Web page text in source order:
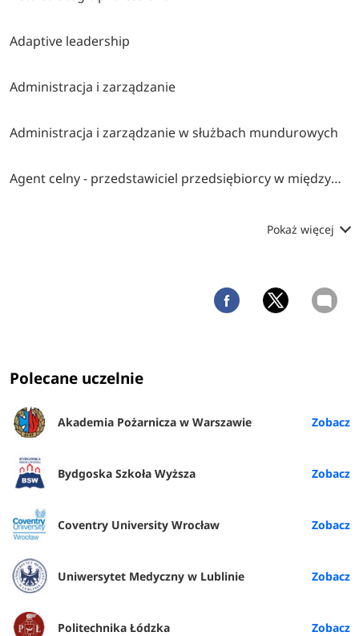
Adaptive leadership
Administracja i zarządzanie
Administracja i zarządzanie w służbach mundurowych
Agent celny - przedstawiciel przedsiębiorcy w międzynarodowym obrocie towarowym
Pokaż więcej
Polecane uczelnie
Akademia Pożarnicza w Warszawie
Bydgoska Szkoła Wyższa
Coventry University Wrocław
Uniwersytet Medyczny w Lublinie
Politechnika Łódzka